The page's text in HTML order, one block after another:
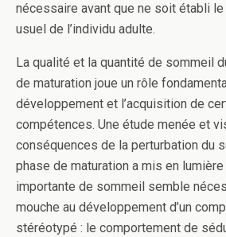
nécessaire avant que ne soit établi
usuel de l’individu adulte.
La qualité et la quantité de sommeil
de maturation joue un rôle
développement et l’acquisition de
compétences. Une étude menée et
conséquences de la perturbation du
phase de maturation a mis en lumière
importante de sommeil semble
mouche au développement d’un
stéréotypé : le comportement de